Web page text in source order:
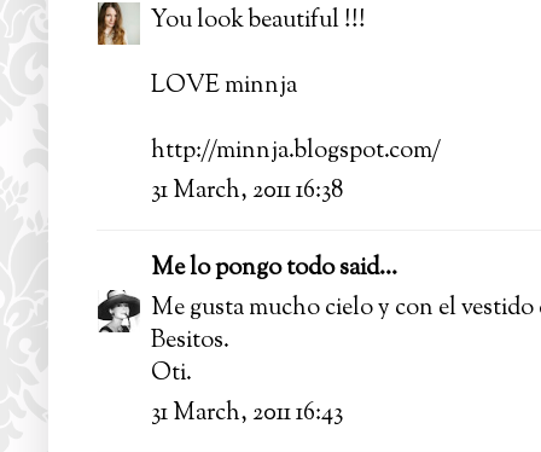
You look beautiful !!!
LOVE minnja
http://minnja.blogspot.com/
31 March, 2011 16:38
Me lo pongo todosaid...
Me gusta mucho cielo y con el vestido
Besitos.
Oti.
31 March, 2011 16:43